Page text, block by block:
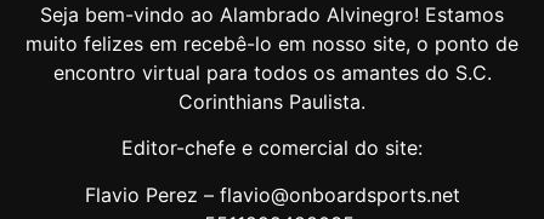
Seja bem-vindo ao Alambrado Alvinegro! Estamos
muito felizes em recebê-lo em nosso site, o ponto de
encontro virtual para todos os amantes do S.C.
Corinthians Paulista.
Editor-chefe e comercial do site:
Flavio Perez – flavio@onboardsports.net